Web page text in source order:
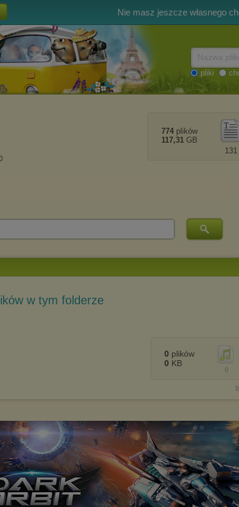
Nie masz jeszcze własnego
pliki
131
774 plików
117,31 GB
w tym folderze
0
0 plików
0 KB